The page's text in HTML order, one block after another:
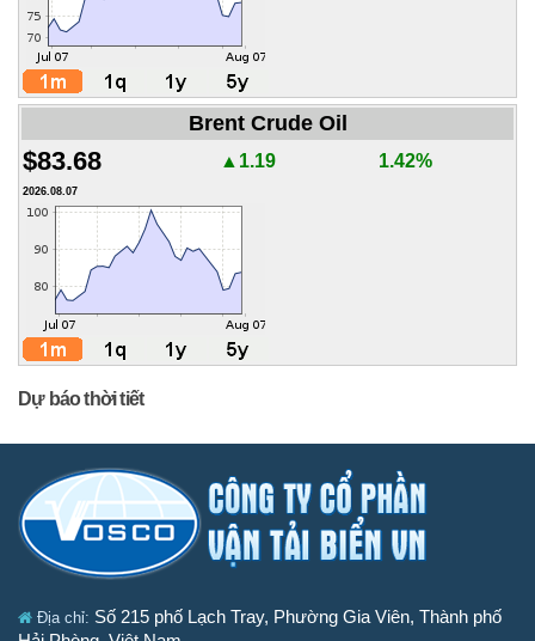
Brent Crude Oil
$83.68 ▲1.19 1.42%
2026.08.07
Dự báo thời tiết
Địa chỉ: Số 215 phố Lạch Tray, Phường Gia Viên, Thành phố